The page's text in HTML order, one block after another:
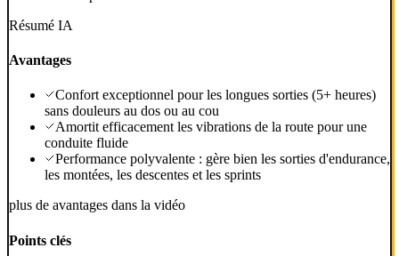
Résumé IA
Avantages
Confort exceptionnel pour les longues sorties (5+ heures)
sans douleurs au dos ou au cou
Amortit efficacement les vibrations de la route pour une
conduite fluide
Performance polyvalente : gère bien les sorties d'endurance,
les montées, les descentes et les sprints
plus de avantages dans la vidéo
Points clés